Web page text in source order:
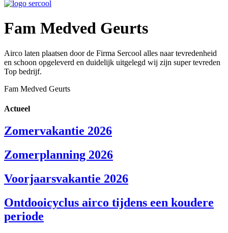
Fam Medved Geurts
Airco laten plaatsen door de Firma Sercool alles naar tevredenheid
en schoon opgeleverd en duidelijk uitgelegd wij zijn super tevreden
Top bedrijf.
Fam Medved Geurts
Actueel
Zomervakantie 2026
Zomerplanning 2026
Voorjaarsvakantie 2026
Ontdooicyclus airco tijdens een koudere
periode